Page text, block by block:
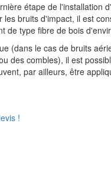
étape de l'installation
bruits d'impact, il est
de type fibre de bois
(dans le cas de bruits
des combles), il est
par ailleurs, être
!